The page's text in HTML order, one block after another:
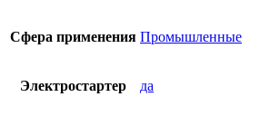
Сфера применения Промышленные
Электростартер да